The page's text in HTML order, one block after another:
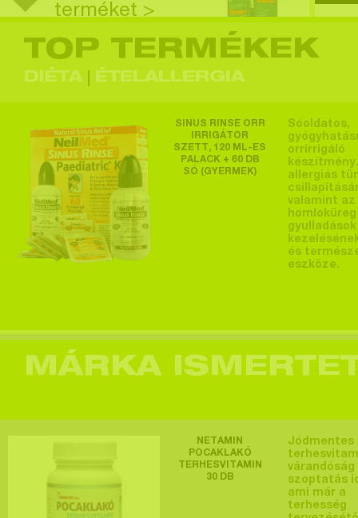
terméket >
Egy felhasználó
terméket >
Egy felhasználó
megtekintette a
terméket >
Egy felhasználó
megtekintette a
Egy felhasználó
megtekintette a
terméket >
TOP TERMÉKEK
DIÉTA ÉTELALLERGIA
SINUS RINSE ORR
IRRIGÁTOR
SZETT, 120 ML-ES
PALACK + 60 DB
SÓ (GYERMEK)
Sóoldatos,
orrirrigáló
allergiás
valamint az
homloküreg
gyulladások
és
eszköze.
MÁRKA
NETAMIN
POCAKLAKÓ
TERHESVITAMIN
30 DB
Jódmentes
várandóság
szoptatás
ami már a
terhesség